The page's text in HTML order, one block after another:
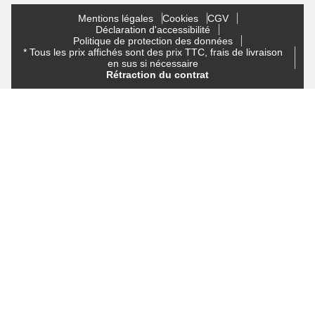
Mentions légales Cookies
CGV
Déclaration d'accessibilité
Politique de protection des données
* Tous les prix affichés sont des prix TTC, frais de livraison
en sus si nécessaire
Rétraction du contrat